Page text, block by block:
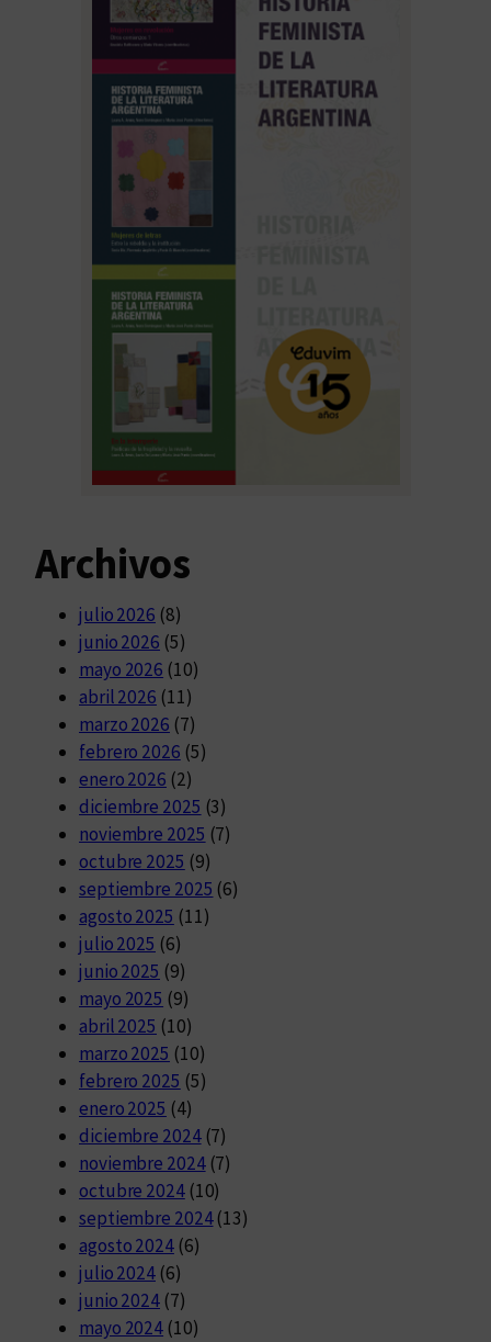
Archivos
julio 2026 (8)
junio 2026 (5)
mayo 2026 (10)
abril 2026 (11)
marzo 2026 (7)
febrero 2026 (5)
enero 2026 (2)
diciembre 2025 (3)
noviembre 2025 (7)
octubre 2025 (9)
septiembre 2025 (6)
agosto 2025 (11)
julio 2025 (6)
junio 2025 (9)
mayo 2025 (9)
abril 2025 (10)
marzo 2025 (10)
febrero 2025 (5)
enero 2025 (4)
diciembre 2024(7)
noviembre 2024(7)
octubre 2024(10)
septiembre 2024(13)
agosto 2024(6)
julio 2024 (6)
junio 2024 (7)
mayo 2024 (10)